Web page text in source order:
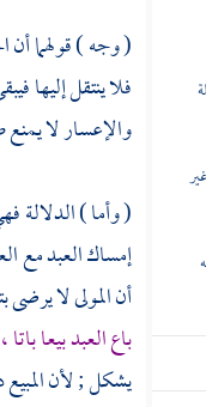
( وجه ) قولهما أن
فلا ينتقل إليها
والإعسار لا
( وأما ) الدلالة
إمساك العبد مع
أن المولى لا
باع العبد بيعا
يشكل ; لأن